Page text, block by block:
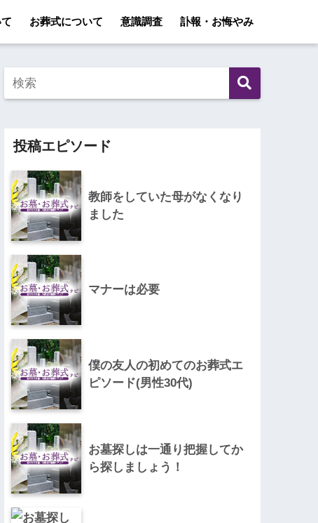
お葬式について 意識調査 訃報・お悔やみ
投稿エピソード
教師をしていた母がなくなり
ました
マナーは必要
僕の友人の初めてのお葬式エ
ピソード(男性30代)
お墓探しは一通り把握してか
ら探しましょう！